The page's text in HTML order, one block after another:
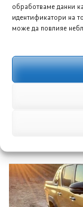
обработваме данни
идентификатори на
може да повлияе
Форд планира